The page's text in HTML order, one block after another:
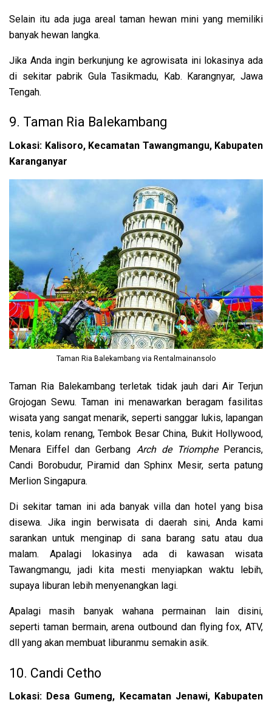
Selain itu ada juga areal taman hewan mini yang memiliki
banyak hewan langka.
Jika Anda ingin berkunjung ke agrowisata ini lokasinya ada
di sekitar pabrik Gula Tasikmadu, Kab. Karangnyar, Jawa
Tengah.
9. Taman Ria Balekambang
Lokasi: Kalisoro, Kecamatan Tawangmangu, Kabupaten
Karanganyar
Taman Ria Balekambang via Rentalmainansolo
Taman Ria Balekambang terletak tidak jauh dari Air Terjun
Grojogan Sewu. Taman ini menawarkan beragam fasilitas
wisata yang sangat menarik, seperti sanggar lukis, lapangan
tenis, kolam renang, Tembok Besar China, Bukit Hollywood,
Menara Eiffel dan Gerbang Arch de TriomphePerancis,
Candi Borobudur, Piramid dan Sphinx Mesir, serta patung
Merlion Singapura.
Di sekitar taman ini ada banyak villa dan hotel yang bisa
disewa. Jika ingin berwisata di daerah sini, Anda kami
sarankan untuk menginap di sana barang satu atau dua
malam. Apalagi lokasinya ada di kawasan wisata
Tawangmangu, jadi kita mesti menyiapkan waktu lebih,
supaya liburan lebih menyenangkan lagi.
Apalagi masih banyak wahana permainan lain disini,
seperti taman bermain, arena outbound dan flying fox, ATV,
dll yang akan membuat liburanmu semakin asik.
10. Candi Cetho
Lokasi: Desa Gumeng, Kecamatan Jenawi, Kabupaten